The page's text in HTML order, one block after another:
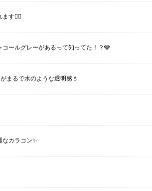
す🙆‍♀️
コールグレーがあるって知ってた！？🩶
まるで水のような透明感💧
カラコン✨